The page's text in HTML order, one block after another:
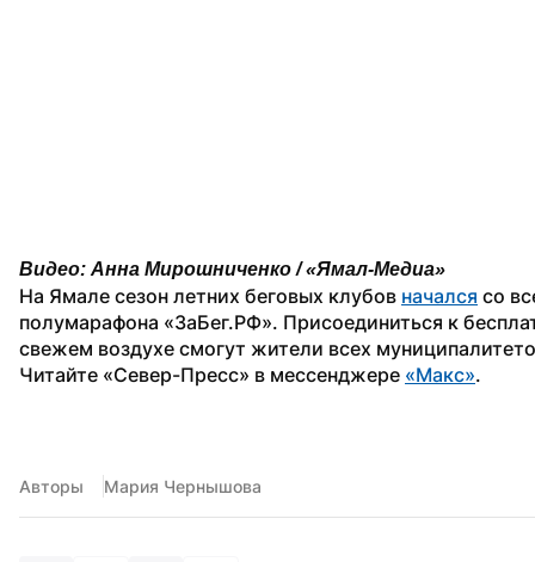
Видео: Анна Мирошниченко / «Ямал-Медиа»
На Ямале сезон летних беговых клубов начался со
полумарафона «ЗаБег.РФ». Присоединиться к
свежем воздухе смогут жители всех
Читайте «Север-Пресс» в мессенджере «Макс».
Авторы Мария Чернышова